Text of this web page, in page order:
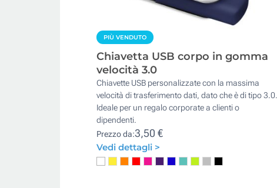
PIÙ VENDUTO
Chiavetta USB corpo in gomma
velocità 3.0
Chiavette USB personalizzate con la massima
velocità di trasferimento dati, dato che è di tipo 3.0.
Ideale per un regalo corporate a clienti o
dipendenti.
Prezzo da:3,50 €
Vedi dettagli >